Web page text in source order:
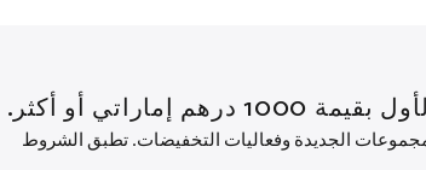
الجديدة وفعاليات التخفيضات. تطبق الشروط